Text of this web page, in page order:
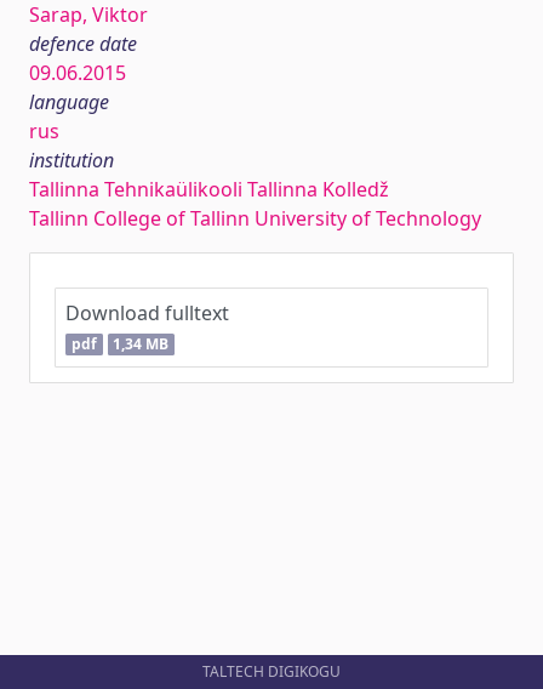
Sarap, Viktor
defence date
09.06.2015
language
rus
institution
Tallinna Tehnikaülikooli Tallinna Kolledž
Tallinn College of Tallinn University of Technology
Download fulltext
pdf 1,34 MB
TALTECH DIGIKOGU